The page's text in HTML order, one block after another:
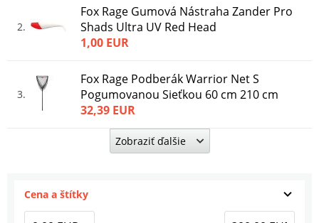
2
Fox Rage Gumová Nástraha Zander Pro
Shads Ultra UV Red Head
1,00 EUR
3
Fox Rage Podberák Warrior Net S
Pogumovanou Sieťkou 60 cm 210 cm
32,39 EUR
Fox Rage Gumová Nástraha Zander Pro
Fox Rage Gumová Nástraha Zander Pro
Zobraziť ďalšie
Cena a štítky